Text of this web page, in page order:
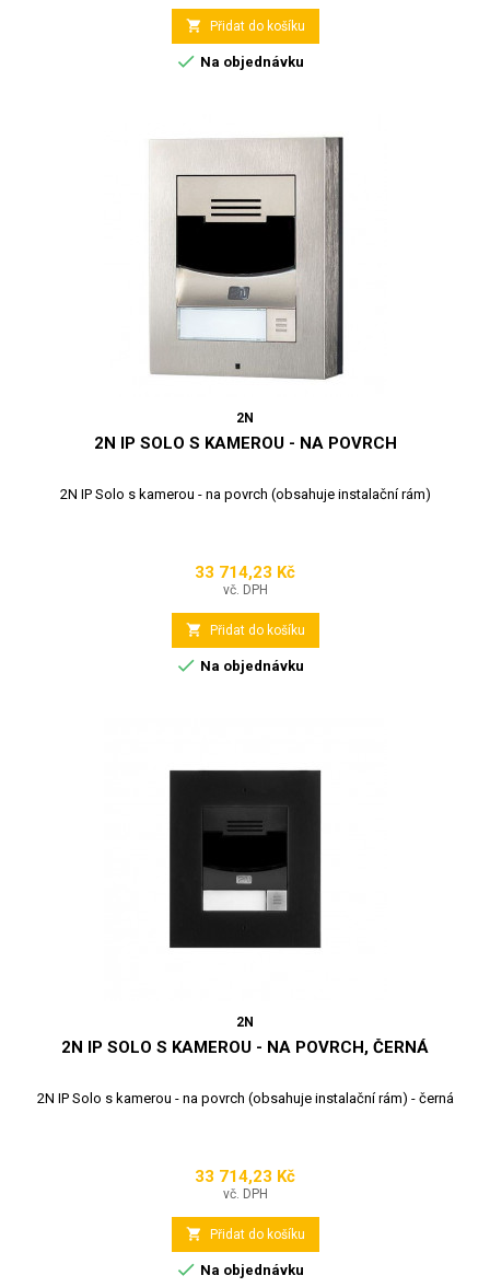
 Přidat do košíku
 Na objednávku
2N
2N IP SOLO S KAMEROU - NA POVRCH
2N IP Solo s kamerou - na povrch (obsahuje instalační rám)
Cena
33 714,23 Kč
vč. DPH
 Přidat do košíku
 Na objednávku
2N
2N IP SOLO S KAMEROU - NA POVRCH, ČERNÁ
2N IP Solo s kamerou - na povrch (obsahuje instalační rám) - černá
Cena
33 714,23 Kč
vč. DPH
 Přidat do košíku
 Na objednávku